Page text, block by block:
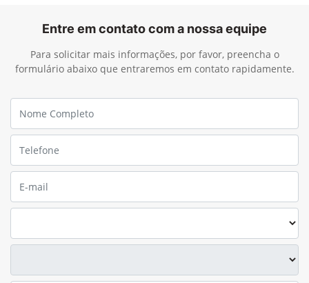
Entre em contato com a nossa equipe
Para solicitar mais informações, por favor, preencha o
formulário abaixo que entraremos em contato rapidamente.